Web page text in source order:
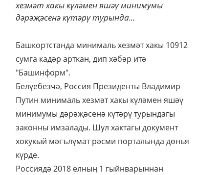
хезмәт хакы күләмен яшәү минимумы
дәрәҗәсенә күтәрү турында...
Башкортстанда минималь хезмәт хакы 10912
сумга кадәр арткан, дип хәбәр итә
"Башинформ".
Белүебезчә, Россия Президенты Владимир
Путин минималь хезмәт хакы күләмен яшәү
минимумы дәрәҗәсенә күтәрү турындагы
законны имзалады. Шул хактагы документ
хокукый мәгълүмат рәсми порталында дөнья
күрде.
Россиядә 2018 елның 1 гыйнварыннан